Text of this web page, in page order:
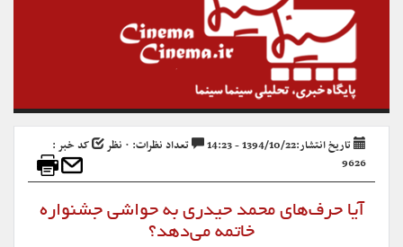
تاریخ انتشار:1394/10/22 - 14:23 تعداد نظرات: ۰ نظر
کد خبر :
9626
آیا حرف‌های محمد حیدری به حواشی جشنواره
خاتمه می‌دهد؟